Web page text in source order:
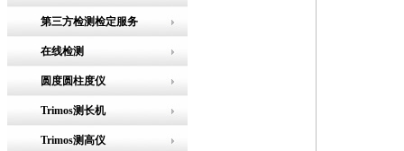
第三方检测检定服务
在线检测
圆度圆柱度仪
Trimos测长机
Trimos测高仪